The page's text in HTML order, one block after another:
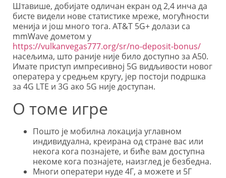
Штавише, добијате одличан екран од 2,4 инча да
бисте видели нове статистике мреже, могућности
менија и још много тога. AT&T 5G+ долази са
mmWave дометом у
https://vulkanvegas777.org/sr/no-deposit-bonus/
насељима, што раније није било доступно за A50.
Имате приступ импресивној 5G видљивости новог
оператера у средњем кругу, јер постоји подршка
за 4G LTE и 3G ако 5G није доступан.
О томе игре
Пошто је мобилна локација углавном
индивидуална, креирана од стране вас или
некога кога познајете, и биће вам доступна
некоме кога познајете, наизглед је безбедна.
Многи оператери нуде 4Г, а можете и 5Г